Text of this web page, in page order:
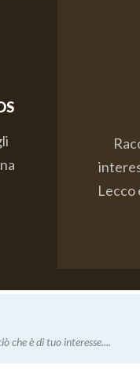
Lecco
che è di tuo interesse....